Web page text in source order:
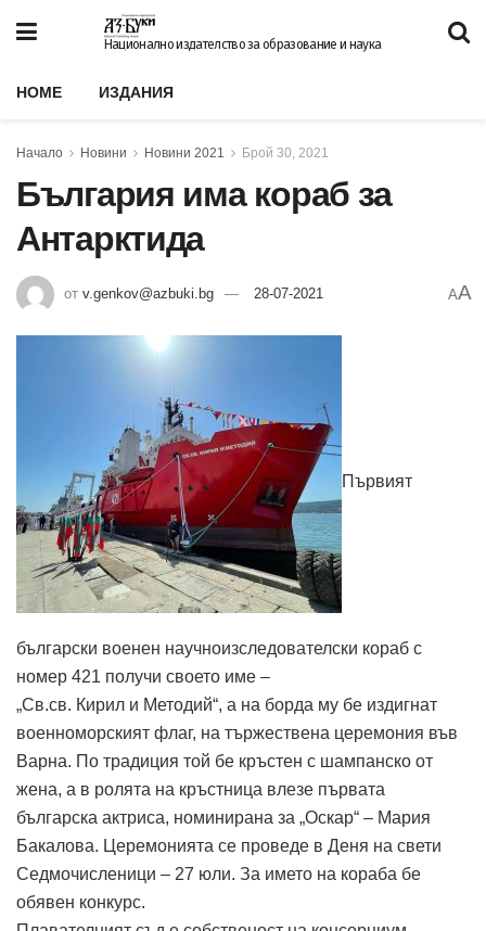
Национално издателство за образование и наука
HOME ИЗДАНИЯ
Начало Новини Новини 2021 Брой 30, 2021
България има кораб за
Антарктида
от v.genkov@azbuki.bg 28-07-2021 AA
Първият
български военен научноизследователски кораб с
номер 421 получи своето име –
„Св.св. Кирил и Методий“, а на борда му бе издигнат
военноморският флаг, на тържествена церемония във
Варна. По традиция той бе кръстен с шампанско от
жена, а в ролята на кръстница влезе първата
българска актриса, номинирана за „Оскар“ – Мария
Бакалова. Церемонията се проведе в Деня на свети
Седмочисленици – 27 юли. За името на кораба бе
обявен конкурс.